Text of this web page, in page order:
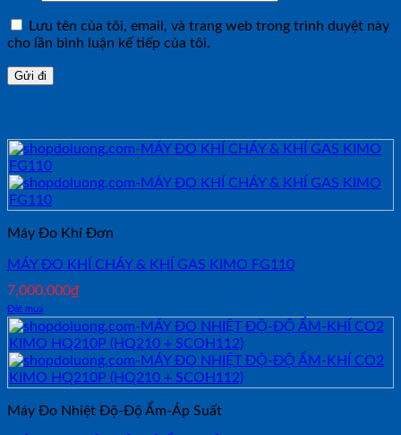
Lưu tên của tôi, email, và trang web trong trình duyệt này
cho lần bình luận kế tiếp của tôi.
Máy Đo Khí Đơn
MÁY ĐO KHÍ CHÁY & KHÍ GAS KIMO FG110
7,000,000₫
Đặt mua
Máy Đo Nhiệt Độ-Độ Ẩm-Áp Suất